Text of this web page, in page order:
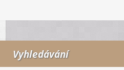
Vyhledávání